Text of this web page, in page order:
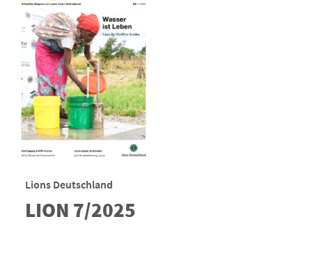
Lions Deutschland
LION 7/2025